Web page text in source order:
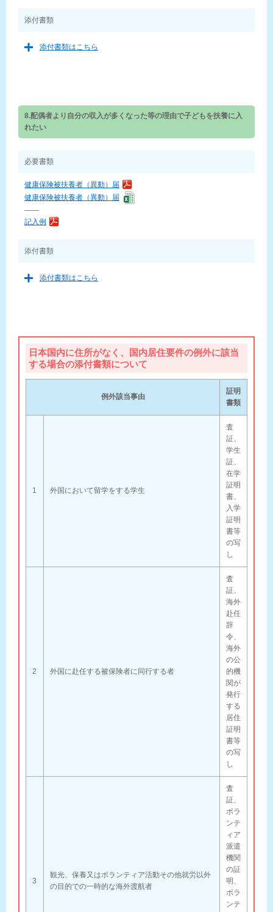
添付書類
添付書類はこちら
8.配偶者より自分の収入が多くなった等の理由で子どもを扶養に入
れたい
必要書類
健康保険被扶養者（異動）届
健康保険被扶養者（異動）届
——
記入例
添付書類
添付書類はこちら
日本国内に住所がなく、国内居住要件の例外に該当
する場合の添付書類について
例外該当事由
証明
書類
1 外国において留学をする学生
査
証、
学生
証、
在学
証明
書、
入学
証明
書等
の写
し
2 外国に赴任する被保険者に同行する者
査
証、
海外
赴任
辞
令、
海外
の公
的機
関が
発行
する
居住
証明
書等
の写
し
3
観光、保養又はボランティア活動その他就労以外
の目的での一時的な海外渡航者
査
証、
ボラ
ンテ
ィア
派遣
機関
の証
明、
ボラ
ンテ